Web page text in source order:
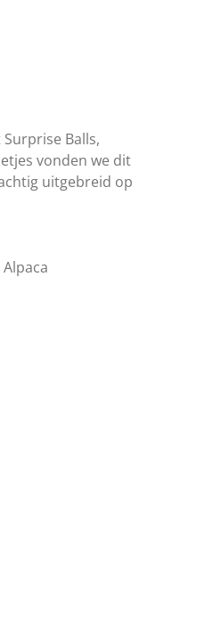
Balls,
vonden we dit
uitgebreid op